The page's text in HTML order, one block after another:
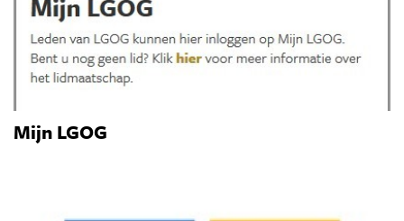
Mijn LGOG